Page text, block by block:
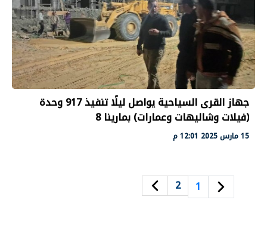
جهاز القرى السياحية يواصل ليلًا تنفيذ 917 وحدة
(فيلات وشاليهات وعمارات) بمارينا 8
15 مارس 2025 12:01 م
1
2